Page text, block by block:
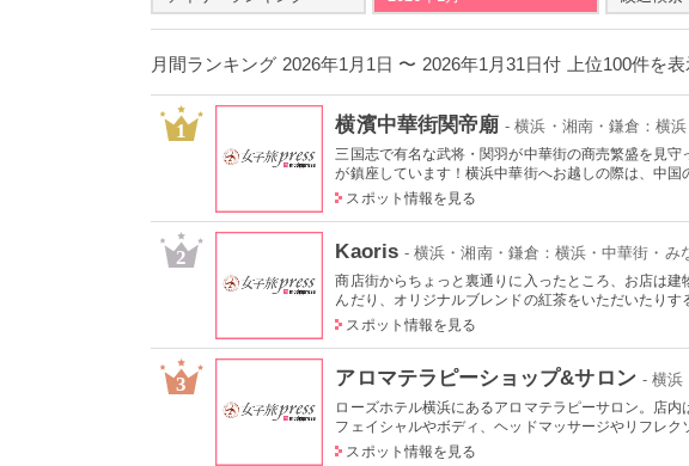
月間ランキング 2026年1月1日 〜 2026年1月31日付 上位100件を表
1 横濱中華街関帝廟 - 横浜・湘南・鎌倉：横
三国志で有名な武将・関羽が中華街の商売繁盛を見
が鎮座しています！横浜中華街へお越しの際は、中国
スポット情報を見る
2 Kaoris - 横浜・湘南・鎌倉：横浜・中華街・み
商店街からちょっと裏通りに入ったところ、お店は
んだり、オリジナルブレンドの紅茶をいただいたりす
スポット情報を見る
3 アロマテラピーショップ&サロン - 横浜
ローズホテル横浜にあるアロマテラピーサロン。店
フェイシャルやボディ、ヘッドマッサージやリフレク
スポット情報を見る